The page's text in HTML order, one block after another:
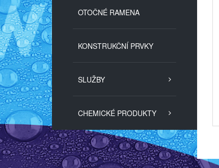
OTOČNÉ RAMENA
KONSTRUKČNÍ PRVKY
SLUŽBY
CHEMICKÉ PRODUKTY